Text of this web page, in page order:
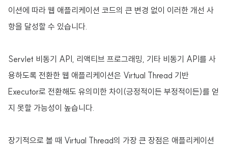
이션에 따라 웹 애플리케이션 코드의 큰 변경 없이 이러한 개선 사
항을 달성할 수 있습니다.
Servlet 비동기 API, 리액티브 프로그래밍, 기타 비동기 API를 사
용하도록 전환한 웹 애플리케이션은 Virtual Thread 기반
Executor로 전환해도 유의미한 차이(긍정적이든 부정적이든)를 얻
지 못할 가능성이 높습니다.
장기적으로 볼 때 Virtual Thread의 가장 큰 장점은 애플리케이션